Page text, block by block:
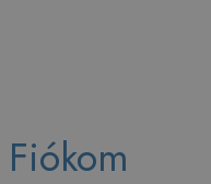
Fiókom